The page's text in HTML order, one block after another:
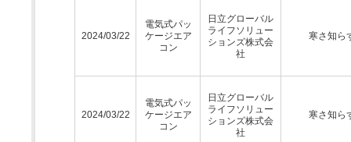
2024/03/22
電気式パッ
ケージエア
コン
日立グローバル
ライフソリュー
ションズ株式会
社
寒さ知ら
2024/03/22
電気式パッ
ケージエア
コン
日立グローバル
ライフソリュー
ションズ株式会
社
寒さ知ら